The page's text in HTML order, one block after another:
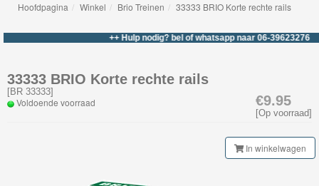
Nieuwe
artikelen
Brio-
My
First
Hoofdpagina
Winkel Brio Treinen 33333 BRIO Korte rechte rails
++ Hulp nodig? bel of whatsapp naar 06-39623276 +++
€9.95
[Op voorraad]
33333 BRIO Korte rechte rails
[BR 33333]
Voldoende voorraad
In winkelwagen